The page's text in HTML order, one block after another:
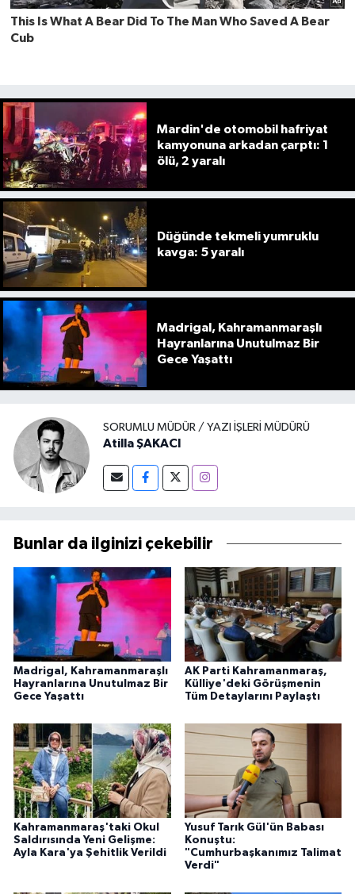
Mardin'de otomobil hafriyat
kamyonuna arkadan çarptı: 1
ölü, 2 yaralı
Düğünde tekmeli yumruklu
kavga: 5 yaralı
Madrigal, Kahramanmaraşlı
Hayranlarına Unutulmaz Bir
Gece Yaşattı
SORUMLU MÜDÜR / YAZI İŞLERI MÜDÜRÜ
Atilla ŞAKACI
Bunlar da ilginizi çekebilir
Madrigal, Kahramanmaraşlı
Hayranlarına Unutulmaz Bir
Gece Yaşattı
AK Parti Kahramanmaraş,
Külliye'deki Görüşmenin
Tüm Detaylarını Paylaştı
Kahramanmaraş'taki Okul
Saldırısında Yeni Gelişme:
Ayla Kara'ya Şehitlik Verildi
Yusuf Tarık Gül'ün Babası
Konuştu:
"Cumhurbaşkanımız Talimat
Verdi"